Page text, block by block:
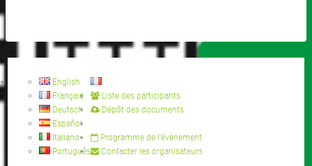
English
Français
Deutsch
Español
Italiano
Português
Liste des participants
Dépôt des documents
Programme de l'évènement
Contacter les organisateurs